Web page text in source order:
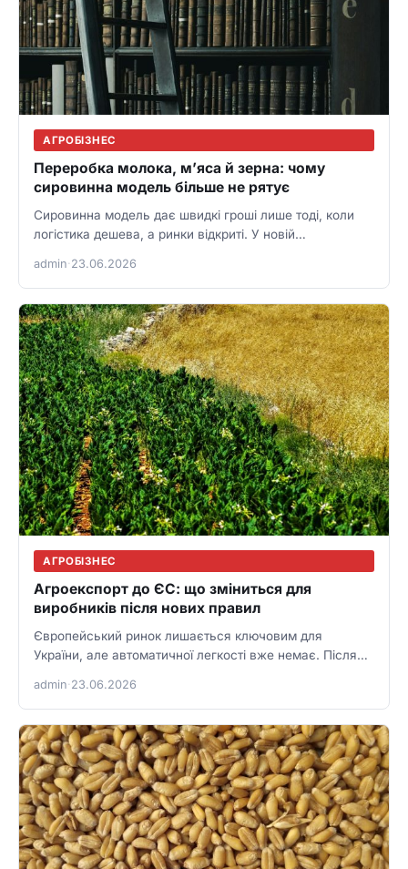
АГРОБІЗНЕС
Переробка молока, м’яса й зерна: чому
сировинна модель більше не рятує
Сировинна модель дає швидкі гроші лише тоді, коли
логістика дешева, а ринки відкриті. У новій
admin·23.06.2026
АГРОБІЗНЕС
Агроекспорт до ЄС: що зміниться для
виробників після нових правил
Європейський ринок лишається ключовим для
України, але автоматичної легкості вже немає. Після
admin·23.06.2026